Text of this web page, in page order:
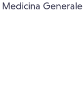
Medicina Generale